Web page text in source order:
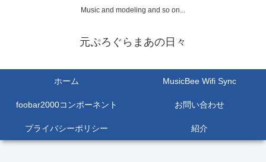
Music and modeling and so on...
元ぷろぐらまあの日々
ホーム MusicBee Wifi Sync
foobar2000コンポーネント お問い合わせ
プライバシーポリシー 紹介